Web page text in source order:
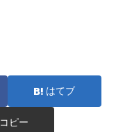
はてブ
コピー